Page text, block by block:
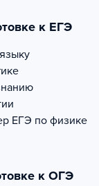
к ЕГЭ
ЕГЭ по физике
к ОГЭ